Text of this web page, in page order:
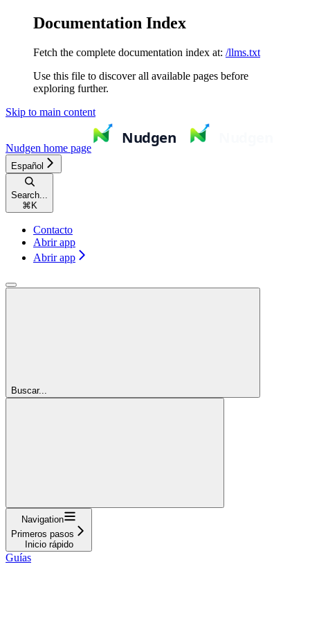
Documentation Index
Fetch the complete documentation index at: /llms.txt
Use this file to discover all available pages before
exploring further.
Skip to main content
Nudgen home page
Español
Search...
⌘ K
Contacto
Abrir app
Abrir app
Buscar...
Navigation
Primeros pasos
Inicio rápido
Guías